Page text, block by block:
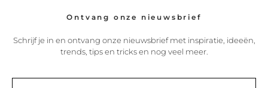
Ontvang onze nieuwsbrief
Schrijf je in en ontvang onze nieuwsbrief met inspiratie, ideeën,
trends, tips en tricks en nog veel meer.